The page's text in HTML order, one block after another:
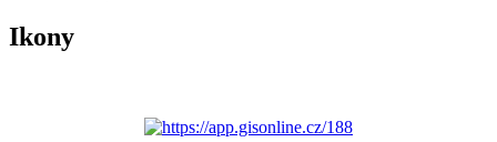
Ikony